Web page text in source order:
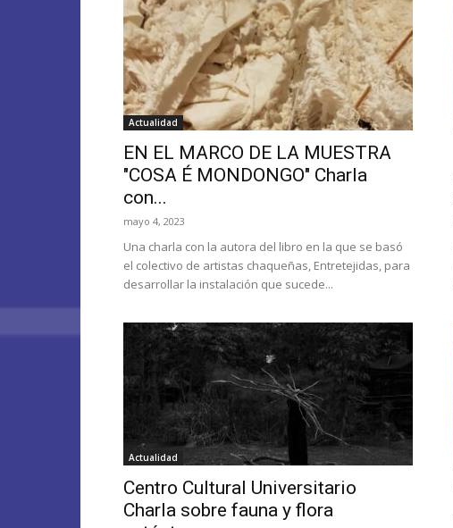
Actualidad
EN EL MARCO DE LA MUESTRA
"COSA É MONDONGO" Charla
con...
mayo 4, 2023
Una charla con la autora del libro en la que se basó
el colectivo de artistas chaqueñas, Entretejidas, para
desarrollar la instalación que sucede...
Actualidad
Centro Cultural Universitario
Charla sobre fauna y flora